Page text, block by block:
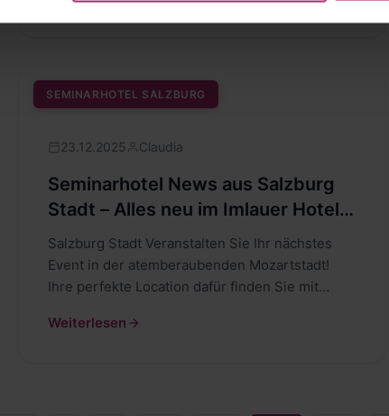
SEMINARHOTEL SALZBURG
23.12.2025 Claudia
Seminarhotel News aus Salzburg
Stadt – Alles neu im Imlauer Hotel
Pitter
Salzburg Stadt Veranstalten Sie Ihr nächstes
Event in der atemberaubenden Mozartstadt!
Ihre perfekte Location dafür finden Sie mit
Weiterlesen